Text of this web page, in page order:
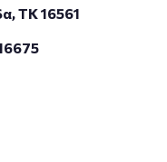
ΤΚ 16561